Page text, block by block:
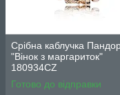
Срібна каблучка
"Вінок з маргариток"
180934CZ
Готово до відправки